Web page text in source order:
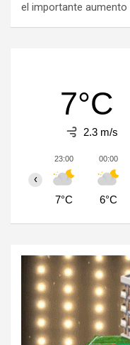
el importante aumento
7°C
2.3 m/s
23:00
7°C
00:00
6°C
‹